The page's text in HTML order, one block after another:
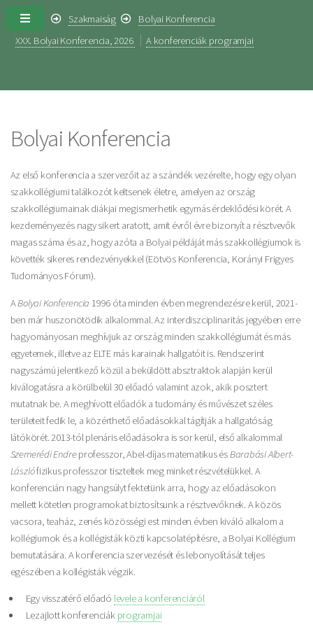
Szakmaiság
Bolyai Konferencia
XXX. Bolyai Konferencia, 2026
A konferenciák programjai
Bolyai Konferencia
Az első konferencia a szervezőit az a szándék vezérelte, hogy egy olyan
szakkollégiumi találkozót keltsenek életre, amelyen az ország
szakkollégiumainak diákjai megismerhetik egymás érdeklődési körét. A
kezdeményezés nagy sikert aratott, amit évről évre bizonyít a résztvevők
magas száma és az, hogy azóta a Bolyai példáját más szakkollégiumok is
követték sikeres rendezvényekkel (Eötvös Konferencia, Korányi Frigyes
Tudományos Fórum).
ABolyai Konferencia 1996 óta minden évben megrendezésre kerül, 2021-
ben már huszonötödik alkalommal. Az interdiszciplinaritás jegyében erre
hagyományosan meghívjuk az ország minden szakkollégiumát és más
egyetemek, illetve az ELTE más karainak hallgatóit is. Rendszerint
nagyszámú jelentkező közül a beküldött absztraktok alapján kerül
kiválogatásra a körülbelül 30 előadó valamint azok, akik posztert
mutatnak be. A meghívott előadók a tudomány és művészet széles
területeit fedik le, a közérthető előadásokkal tágítják a hallgatóság
látókörét. 2013-tól plenáris előadásokra is sor kerül, első alkalommal
Szemerédi Endreprofesszor, Abel-díjas matematikus ésBarabási Albert-
Lászlófizikus professzor tiszteltek meg minket részvételükkel. A
konferencián nagy hangsúlyt fektetünk arra, hogy az előadásokon
mellett kötetlen programokat biztosítsunk a résztvevőknek. A közös
vacsora, teaház, zenés közösségi est minden évben kiváló alkalom a
kollégiumok és a kollégisták közti kapcsolatépítésre, a Bolyai Kollégium
bemutatására. A konferencia szervezését és lebonyolítását teljes
egészében a kollégisták végzik.
Egy visszatérő előadó levele a konferenciáról
Lezajlott konferenciák programjai